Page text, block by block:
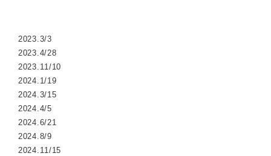
2023.3/3
2023.4/28
2023.11/10
2024.1/19
2024.3/15
2024.4/5
2024.6/21
2024.8/9
2024.11/15